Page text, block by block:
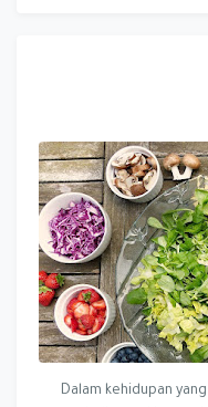
Dalam kehidupan